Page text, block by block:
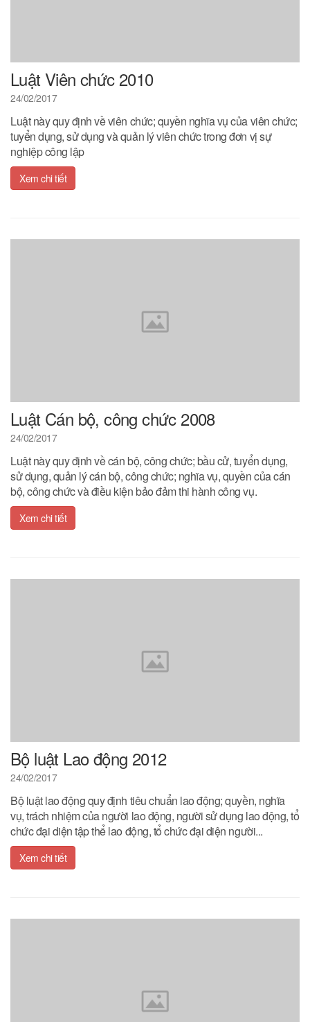
Luật Viên chức 2010
24/02/2017
Luật này quy định về viên chức; quyền nghĩa vụ của viên chức;
tuyển dụng, sử dụng và quản lý viên chức trong đơn vị sự
nghiệp công lập
Xem chi tiết
Luật Cán bộ, công chức 2008
24/02/2017
Luật này quy định về cán bộ, công chức; bầu cử, tuyển dụng,
sử dụng, quản lý cán bộ, công chức; nghĩa vụ, quyền của cán
bộ, công chức và điều kiện bảo đảm thi hành công vụ.
Xem chi tiết
Bộ luật Lao động 2012
24/02/2017
Bộ luật lao động quy định tiêu chuẩn lao động; quyền, nghĩa
vụ, trách nhiệm của người lao động, người sử dụng lao động, tổ
chức đại diện tập thể lao động, tổ chức đại diện người...
Xem chi tiết